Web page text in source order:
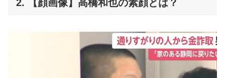
2. 【顔画像】高橋和也の素顔とは？